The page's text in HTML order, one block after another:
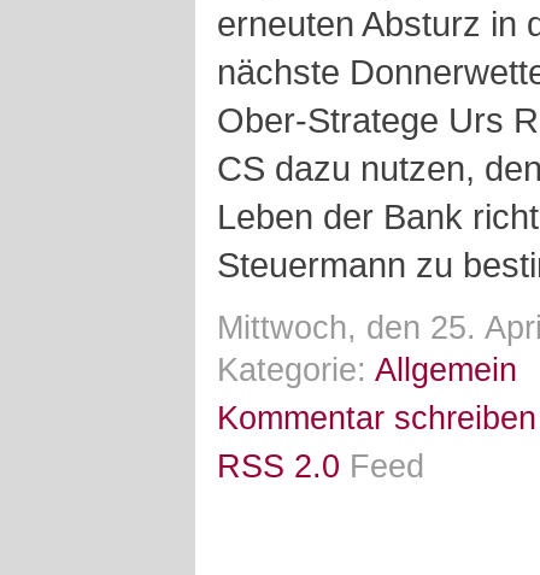
erneuten Absturz in
nächste
Ober-Stratege Urs
CS dazu nutzen,
Leben der Bank
Steuermann zu
Mittwoch, den 25.
Kategorie: Allgemein
Kommentar schreiben
RSS 2.0 Feed